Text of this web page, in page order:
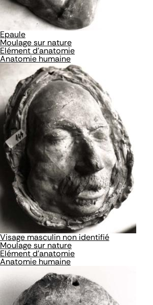
Epaule
Moulage sur nature
Elément d'anatomie
Anatomie humaine
Visage masculin non identifié
Moulage sur nature
Elément d'anatomie
Anatomie humaine